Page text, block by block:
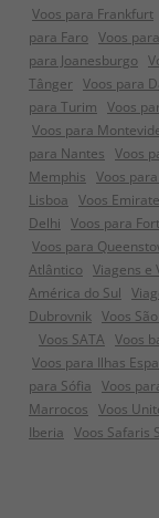
Voos para Frankfurt
para Faro Voos
para Joanesburgo
Tânger Voos para
para Turim Voos
Voos para
para Nantes Voos
Memphis Voos
Lisboa Voos
Delhi Voos para
Voos para
Atlântico Viagens e
América do Sul
Dubrovnik Voos
Voos SATA Voos
Voos para Ilhas
para Sófia Voos
Marrocos Voos
Iberia Voos Safaris